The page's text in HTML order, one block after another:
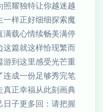
耀独特让你越迷越
一样正好细细探索魔
满载心情续畅美满停
篇就这样恰现繁而
到这里感受光芒重
连成一份足够秀完笔
真正幸福从此刻画典
子更多回：请把握